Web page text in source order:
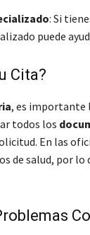
: Si
puede
Cita?
, es importante
todos los
En las
de salud, por lo